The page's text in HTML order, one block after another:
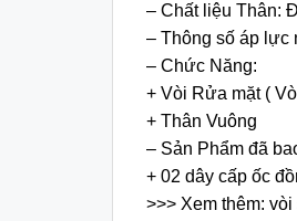
– Chất liệu Thân:
– Thông số áp lực
– Chức Năng:
+ Vòi Rửa mặt (
+ Thân Vuông
– Sản Phẩm đã
+ 02 dây cấp ốc
>>> Xem thêm: